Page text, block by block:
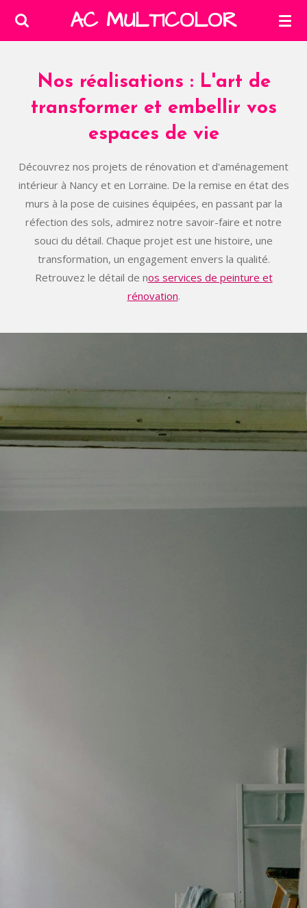
Passer
principal
AC MULTICOLOR
Nos réalisations : L'art de
transformer et embellir vos
espaces de vie
Découvrez nos projets de rénovation et d'aménagement
intérieur à Nancy et en Lorraine. De la remise en état des
murs à la pose de cuisines équipées, en passant par la
réfection des sols, admirez notre savoir-faire et notre
souci du détail. Chaque projet est une histoire, une
transformation, un engagement envers la qualité.
Retrouvez le détail de nos services de peinture et
rénovation.